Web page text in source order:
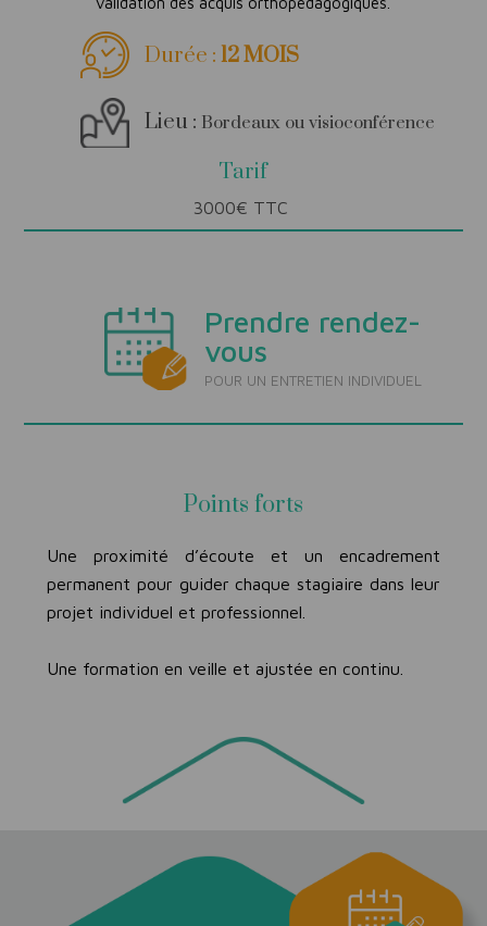
Durée :12 MOIS
Lieu : Bordeaux ou visioconférence
Tarif
3000€ TTC
Prendre rendez-
vous
POUR UN ENTRETIEN INDIVIDUEL
Points forts
Une proximité d’écoute et un encadrement
permanent pour guider chaque stagiaire dans leur
projet individuel et professionnel.
Une formation en veille et ajustée en continu.